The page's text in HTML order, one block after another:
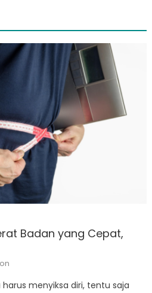
Badan yang Cepat,
menyiksa diri, tentu saja